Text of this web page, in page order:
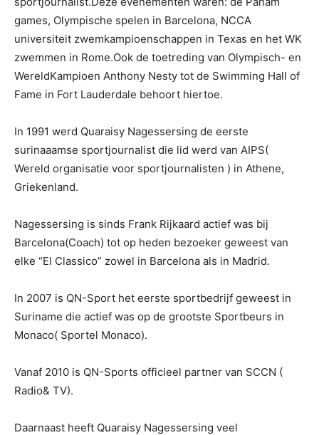
games, Olympische spelen in Barcelona, NCCA
universiteit zwemkampioenschappen in Texas en het WK
zwemmen in Rome.Ook de toetreding van Olympisch- en
WereldKampioen Anthony Nesty tot de Swimming Hall of
Fame in Fort Lauderdale behoort hiertoe.
In 1991 werd Quaraisy Nagessersing de eerste
surinaaamse sportjournalist die lid werd van AIPS(
Wereld organisatie voor sportjournalisten ) in Athene,
Griekenland.
Nagessersing is sinds Frank Rijkaard actief was bij
Barcelona(Coach) tot op heden bezoeker geweest van
elke “El Classico” zowel in Barcelona als in Madrid.
In 2007 is QN-Sport het eerste sportbedrijf geweest in
Suriname die actief was op de grootste Sportbeurs in
Monaco( Sportel Monaco).
Vanaf 2010 is QN-Sports officieel partner van SCCN (
Radio& TV).
Daarnaast heeft Quaraisy Nagessersing veel